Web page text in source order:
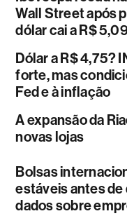
Wall Street após
dólar cai a R$
Dólar a R$ 4,75?
forte, mas
Fed e à inflação
A expansão da
novas lojas
Bolsas
estáveis antes
dados sobre